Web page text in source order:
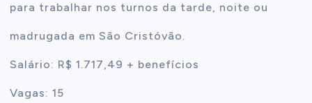
para trabalhar nos turnos da tarde, noite ou
madrugada em São Cristóvão.
Salário: R$ 1.717,49 + benefícios
Vagas: 15